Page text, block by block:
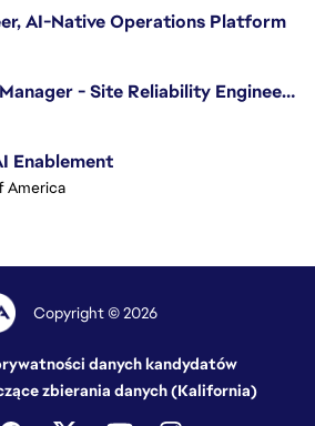
AI-Native Operations Platform
Technical Program Manager - Site Reliability Engineering (SRE)
Enablement
America
Copyright © 2026
danych kandydatów
zbierania danych (Kalifornia)